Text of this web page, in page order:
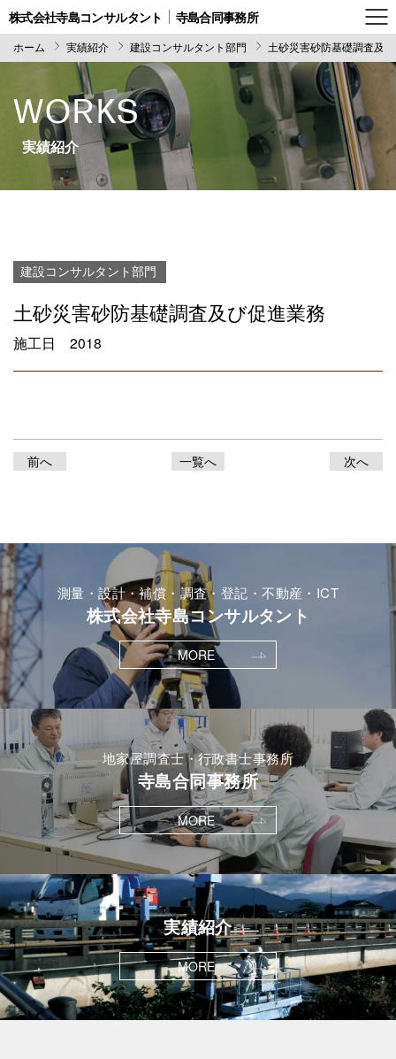
株式会社寺島コンサルタント 寺島合同事務所
ホーム 実績紹介 建設コンサルタント部門 土砂災害砂防基礎調査及
WORKS
実績紹介
建設コンサルタント部門
土砂災害砂防基礎調査及び促進業務
施工日 2018
前へ 一覧へ 次へ
測量・設計・補償・調査・登記・不動産・ICT
株式会社寺島コンサルタント
MORE
地家屋調査士・行政書士事務所
寺島合同事務所
MORE
実績紹介
MORE